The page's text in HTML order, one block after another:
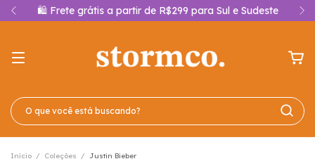
🛍️ Frete grátis a partir de R$299 para Sul e Sudeste
Início / Coleções / Justin Bieber